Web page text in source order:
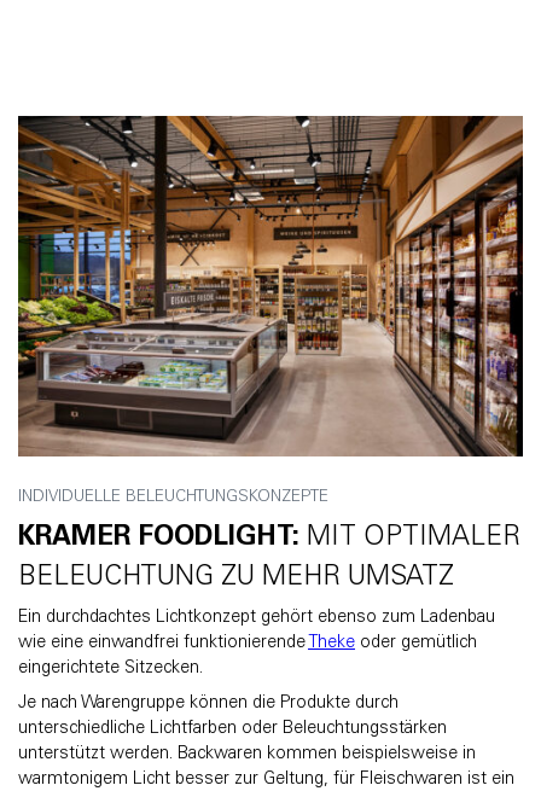
INDIVIDUELLE BELEUCHTUNGSKONZEPTE
KRAMER FOODLIGHT: MIT OPTIMALER
BELEUCHTUNG ZU MEHR UMSATZ
Ein durchdachtes Lichtkonzept gehört ebenso zum Ladenbau
wie eine einwandfrei funktionierende Theke oder gemütlich
eingerichtete Sitzecken.
Je nach Warengruppe können die Produkte durch
unterschiedliche Lichtfarben oder Beleuchtungsstärken
unterstützt werden. Backwaren kommen beispielsweise in
warmtonigem Licht besser zur Geltung, für Fleischwaren ist ein